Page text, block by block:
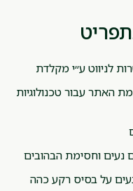
ע״י מקלדת
עבור טכנולוגיות
וחסימת הבהובים
על בסיס רקע כהה